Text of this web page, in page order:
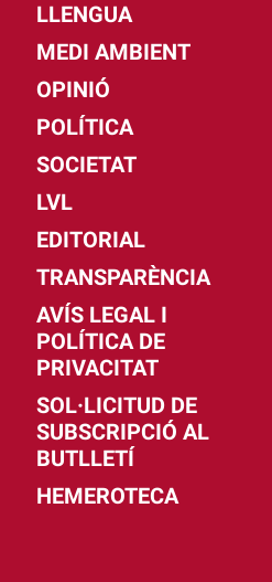
LLENGUA
MEDI AMBIENT
OPINIÓ
POLÍTICA
SOCIETAT
LVL
EDITORIAL
TRANSPARÈNCIA
AVÍS LEGAL I
POLÍTICA DE
PRIVACITAT
SOL·LICITUD DE
SUBSCRIPCIÓ AL
BUTLLETÍ
HEMEROTECA